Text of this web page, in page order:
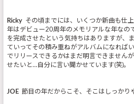
Ricky その頃までには、いくつか新曲も仕
年はデビュー20周年のメモリアルな年なの
を完成させたという気持ちはありますが、
ていってその積み重ねがアルバムになれば
でリリースできるかはまだ明言できません
せたいと…自分に言い聞かせています(笑)。
JOE 節目の年だからこそ、そこはしっかり